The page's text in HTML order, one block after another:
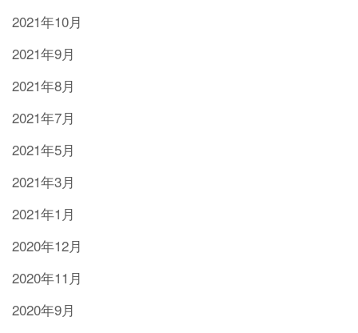
2021年10月
2021年9月
2021年8月
2021年7月
2021年5月
2021年3月
2021年1月
2020年12月
2020年11月
2020年9月